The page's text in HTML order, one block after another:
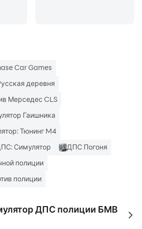
Car Games
деревня
Мерседес CLS
Гаишника
Тюнинг M4
Симулятор
ДПС Погоня
полиции
полиции
ДПС полиции БМВ
to